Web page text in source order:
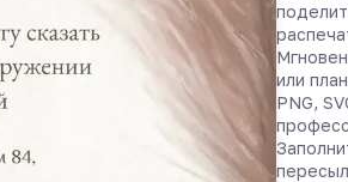
или
PNG,